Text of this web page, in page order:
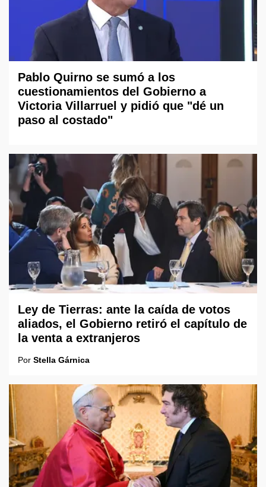
Pablo Quirno se sumó a los
cuestionamientos del Gobierno a
Victoria Villarruel y pidió que "dé un
paso al costado"
Ley de Tierras: ante la caída de votos
aliados, el Gobierno retiró el capítulo de
la venta a extranjeros
Por Stella Gárnica